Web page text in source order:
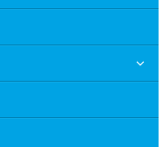
nhãn hiệu hàng hóa
năm 2025 (nhắc lần